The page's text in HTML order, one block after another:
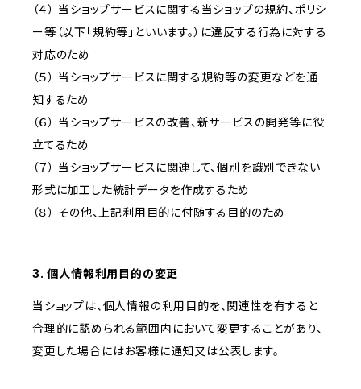
（４） 当ショップサービスに関する当ショップの規約、ポリシ
ー等（以下「規約等」といいます。）に違反する行為に対する
対応のため
（５） 当ショップサービスに関する規約等の変更などを通
知するため
（６） 当ショップサービスの改善、新サービスの開発等に役
立てるため
（７） 当ショップサービスに関連して、個別を識別できない
形式に加工した統計データを作成するため
（８） その他、上記利用目的に付随する目的のため
3. 個人情報利用目的の変更
当ショップは、個人情報の利用目的を、関連性を有すると
合理的に認められる範囲内において変更することがあり、
変更した場合にはお客様に通知又は公表します。